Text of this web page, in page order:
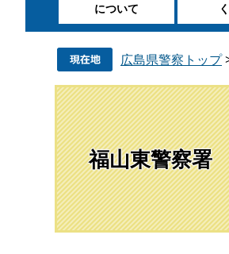
。
て
について
広島県警察トップ
福山東警察署